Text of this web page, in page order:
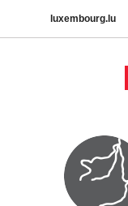
luxembourg.lu